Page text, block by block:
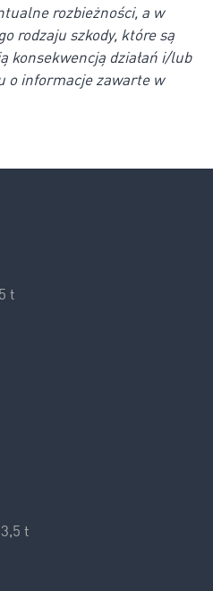
rozbieżności, a w
rodzaju szkody, które są
konsekwencją działań i/lub
o informacje zawarte w
t
t